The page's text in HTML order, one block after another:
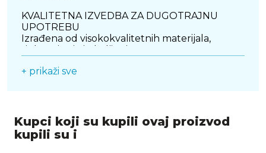
KVALITETNA IZVEDBA ZA DUGOTRAJNU
UPOTREBU
Izrađena od visokokvalitetnih materijala,
konstrukcija osigurava stabilnost, dok tihi rad
pouzdanost.
INTUITIVAN RASPORED S MULTIMEDIJSKIM
+ prikaži sve
Kupci koji su kupili ovaj proizvod
kupili su i